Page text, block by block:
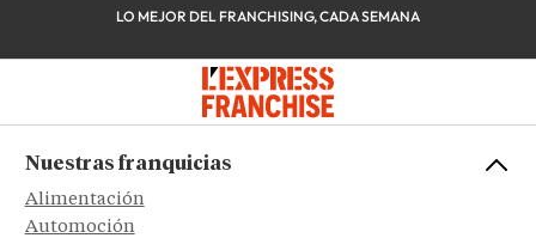
LO MEJOR DEL FRANCHISING, CADA SEMANA
Nuestras franquicias
Alimentación
Automoción